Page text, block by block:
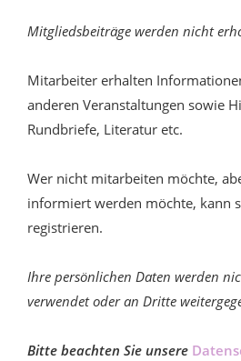
Mitgliedsbeiträge werden nicht
Mitarbeiter erhalten
anderen Veranstaltungen sowie
Rundbriefe, Literatur etc.
Wer nicht mitarbeiten möchte,
informiert werden möchte, kann
registrieren.
Ihre persönlichen Daten werden
verwendet oder an Dritte
Bitte beachten Sie unsere